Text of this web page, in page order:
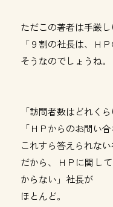
ただこの著者は手厳し
「９割の社長は、Ｈ
そうなのでしょうね。
「訪問者数はどれく
「ＨＰからのお問い
これすら答えられない
だから、ＨＰに関し
からない」社長が
ほとんど。